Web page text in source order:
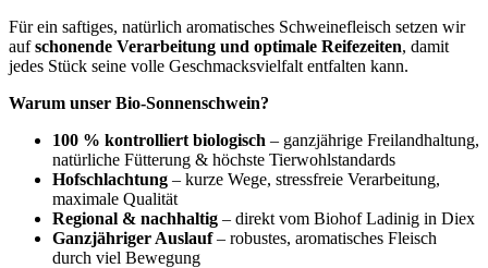
Für ein saftiges, natürlich aromatisches Schweinefleisch setzen wir
aufschonende Verarbeitung und optimale Reifezeiten, damit
jedes Stück seine volle Geschmacksvielfalt entfalten kann.
Warum unser Bio-Sonnenschwein?
100 % kontrolliert biologisch – ganzjährige Freilandhaltung,
natürliche Fütterung & höchste Tierwohlstandards
Hofschlachtung – kurze Wege, stressfreie Verarbeitung,
maximale Qualität
Regional & nachhaltig – direkt vom Biohof Ladinig in Diex
Ganzjähriger Auslauf– robustes, aromatisches Fleisch
durch viel Bewegung